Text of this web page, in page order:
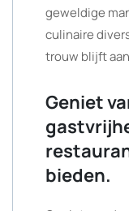
geweldige
culinaire
trouw blijft
Geniet
bieden.